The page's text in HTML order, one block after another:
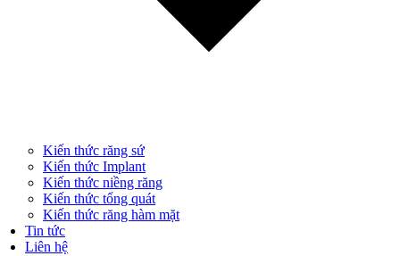
Kiến thức răng sứ
Kiến thức Implant
Kiến thức niềng răng
Kiến thức tổng quát
Kiến thức răng hàm mặt
Tin tức
Liên hệ